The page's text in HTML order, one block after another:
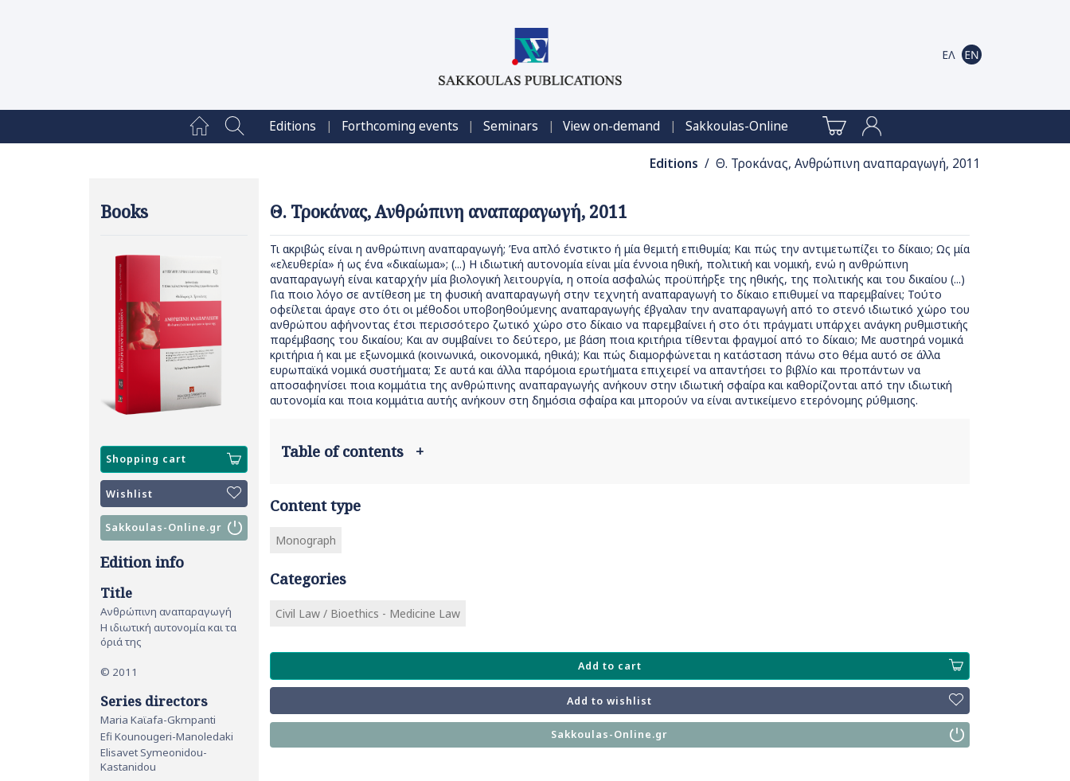
Editions | Forthcoming events | Seminars | View on-demand | Sakkoulas-Online
Editions / Θ. Τροκάνας, Ανθρώπινη αναπαραγωγή, 2011
Books
Shopping cart
Wishlist
Sakkoulas-Online.gr
Edition info
Title
Ανθρώπινη αναπαραγωγή
Η ιδιωτική αυτονομία και τα
όριά της
© 2011
Series directors
Maria Kaϊafa-Gkmpanti
Efi Kounougeri-Manoledaki
Elisavet Symeonidou-
Kastanidou
Θ. Τροκάνας, Ανθρώπινη αναπαραγωγή, 2011
Τι ακριβώς είναι η ανθρώπινη αναπαραγωγή; Ένα απλό ένστικτο ή μία θεμιτή επιθυμία; Και πώς την αντιμετωπίζει το δίκαιο; Ως μία
«ελευθερία» ή ως ένα «δικαίωμα»; (...) Η ιδιωτική αυτονομία είναι μία έννοια ηθική, πολιτική και νομική, ενώ η ανθρώπινη
αναπαραγωγή είναι καταρχήν μία βιολογική λειτουργία, η οποία ασφαλώς προϋπήρξε της ηθικής, της πολιτικής και του δικαίου (...)
Για ποιο λόγο σε αντίθεση με τη φυσική αναπαραγωγή στην τεχνητή αναπαραγωγή το δίκαιο επιθυμεί να παρεμβαίνει; Τούτο
οφείλεται άραγε στο ότι οι μέθοδοι υποβοηθούμενης αναπαραγωγής έβγαλαν την αναπαραγωγή από το στενό ιδιωτικό χώρο του
ανθρώπου αφήνοντας έτσι περισσότερο ζωτικό χώρο στο δίκαιο να παρεμβαίνει ή στο ότι πράγματι υπάρχει ανάγκη ρυθμιστικής
παρέμβασης του δικαίου; Και αν συμβαίνει το δεύτερο, με βάση ποια κριτήρια τίθενται φραγμοί από το δίκαιο; Με αυστηρά νομικά
κριτήρια ή και με εξωνομικά (κοινωνικά, οικονομικά, ηθικά); Και πώς διαμορφώνεται η κατάσταση πάνω στο θέμα αυτό σε άλλα
ευρωπαϊκά νομικά συστήματα; Σε αυτά και άλλα παρόμοια ερωτήματα επιχειρεί να απαντήσει το βιβλίο και προπάντων να
αποσαφηνίσει ποια κομμάτια της ανθρώπινης αναπαραγωγής ανήκουν στην ιδιωτική σφαίρα και καθορίζονται από την ιδιωτική
αυτονομία και ποια κομμάτια αυτής ανήκουν στη δημόσια σφαίρα και μπορούν να είναι αντικείμενο ετερόνομης ρύθμισης.
Table of contents +
Content type
Monograph
Categories
Civil Law / Bioethics - Medicine Law
Add to cart
Add to wishlist
Sakkoulas-Online.gr